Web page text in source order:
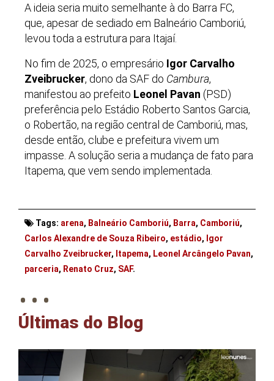
A ideia seria muito semelhante à do Barra FC,
que, apesar de sediado em Balneário Camboriú,
levou toda a estrutura para Itajaí.
No fim de 2025, o empresário Igor Carvalho
Zveibrucker, dono da SAF do Cambura,
manifestou ao prefeito Leonel Pavan (PSD)
preferência pelo Estádio Roberto Santos Garcia,
o Robertão, na região central de Camboriú, mas,
desde então, clube e prefeitura vivem um
impasse. A solução seria a mudança de fato para
Itapema, que vem sendo implementada.
Tags: arena, Balneário Camboriú, Barra, Camboriú,
Carlos Alexandre de Souza Ribeiro, estádio, Igor
Carvalho Zveibrucker, Itapema, Leonel Arcângelo Pavan,
parceria, Renato Cruz, SAF.
. . .
Últimas do Blog